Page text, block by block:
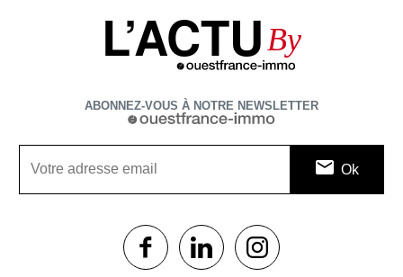
L’ACTU By
ABONNEZ-VOUS À NOTRE NEWSLETTER
1$s 1$s